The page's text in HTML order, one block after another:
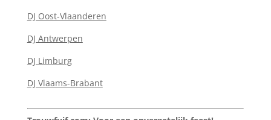
DJ Oost-Vlaanderen
DJ Antwerpen
DJ Limburg
DJ Vlaams-Brabant